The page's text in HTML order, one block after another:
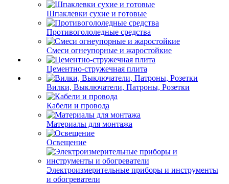
Шпаклевки сухие и готовые
Противогололедные средства
Смеси огнеупорные и жаростойкие
Цементно-стружечная плита
Вилки, Выключатели, Патроны, Розетки
Кабели и провода
Материалы для монтажа
Освещение
Электроизмерительные приборы и инструменты
и обогреватели